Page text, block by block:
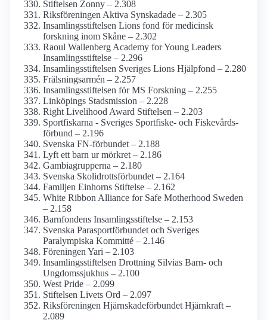
Stiftelsen Zonny – 2.308
Riksföreningen Aktiva Synskadade – 2.305
Insamlingsstiftelsen Lions fond för medicinsk
forskning inom Skåne – 2.302
Raoul Wallenberg Academy for Young Leaders
Insamlings­stiftelse – 2.296
Insamlings­stiftelsen Sveriges Lions Hjälpfond – 2.280
Frälsningsarmén – 2.257
Insamlings­stiftelsen för MS Forskning – 2.255
Linköpings Stadsmission – 2.228
Right Livelihood Award Stiftelsen – 2.203
Sportfiskarna - Sveriges Sportfiske- och Fiskevårds­
förbund – 2.196
Svenska FN-förbundet – 2.188
Lyft ett barn ur mörkret – 2.186
Gambiagrupperna – 2.180
Svenska Skolidrotts­förbundet – 2.164
Familjen Einhorns Stiftelse – 2.162
White Ribbon Alliance for Safe Mother­hood Sweden
– 2.158
Barnfondens Insamlings­stiftelse – 2.153
Svenska Parasportförbundet och Sveriges
Paralympiska Kommitté – 2.146
Föreningen Yari – 2.103
Insamlings­stiftelsen Drottning Silvias Barn- och
Ungdoms­sjukhus – 2.100
West Pride – 2.099
Stiftelsen Livets Ord – 2.097
Riksföreningen Hjärnskade­förbundet Hjärnkraft –
2.089